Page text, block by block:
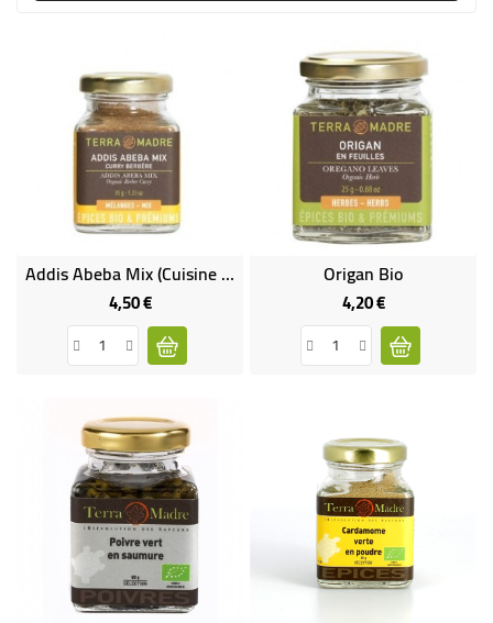
CULTUREL
Addis Abeba Mix (cuisine Berbère Éthiopienne) - Mélange D'épices Bio Pour Pour Lentilles, Ratatouilles, Volailles Et Ragoûts
4,50 €Prix
Origan Bio
4,20 €Prix